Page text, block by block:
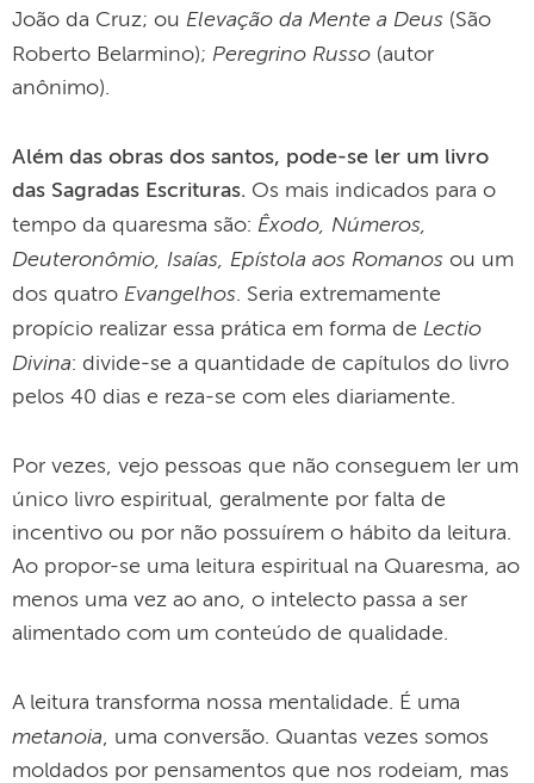
João da Cruz; ou Elevação da Mente a Deus (São
Roberto Belarmino); Peregrino Russo (autor
anônimo).
Além das obras dos santos, pode-se ler um livro
das Sagradas Escrituras. Os mais indicados para o
tempo da quaresma são: Êxodo, Números,
Deuteronômio, Isaías, Epístola aos Romanos ou um
dos quatro Evangelhos. Seria extremamente
propício realizar essa prática em forma de Lectio
Divina: divide-se a quantidade de capítulos do livro
pelos 40 dias e reza-se com eles diariamente.
Por vezes, vejo pessoas que não conseguem ler um
único livro espiritual, geralmente por falta de
incentivo ou por não possuírem o hábito da leitura.
Ao propor-se uma leitura espiritual na Quaresma, ao
menos uma vez ao ano, o intelecto passa a ser
alimentado com um conteúdo de qualidade.
A leitura transforma nossa mentalidade. É uma
metanoia, uma conversão. Quantas vezes somos
moldados por pensamentos que nos rodeiam, mas